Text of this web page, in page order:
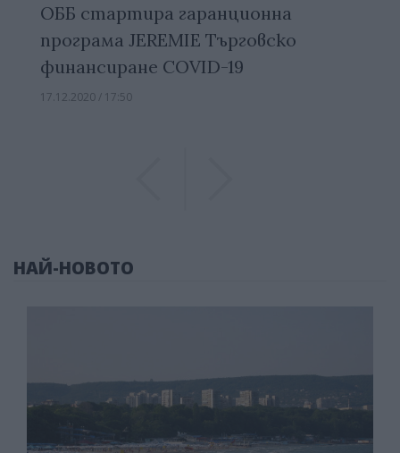
ОББ стартира гаранционна
програма JEREMIE Търговско
финансиране COVID-19
17.12.2020 / 17:50
НАЙ-НОВОТО